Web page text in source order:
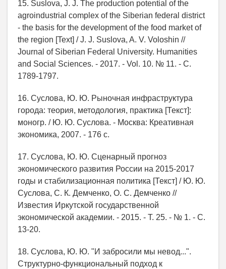
15. Suslova, J. J. The production potential of the
agroindustrial complex of the Siberian federal district
- the basis for the development of the food market of
the region [Text] / J. J. Suslova, A. V. Voloshin //
Journal of Siberian Federal University. Humanities
and Social Sciences. - 2017. - Vol. 10. № 11. - С.
1789-1797.
16. Суслова, Ю. Ю. Рыночная инфраструктура
города: теория, методология, практика [Текст]:
моногр. / Ю. Ю. Суслова. - Москва: Креативная
экономика, 2007. - 176 с.
17. Суслова, Ю. Ю. Сценарный прогноз
экономического развития России на 2015-2017
годы и стабилизационная политика [Текст] / Ю. Ю.
Суслова, С. К. Демченко, О. С. Демченко //
Известия Иркутской государственной
экономической академии. - 2015. - Т. 25. - № 1. - С.
13-20.
18. Суслова, Ю. Ю. "И забросили мы невод...".
Структурно-функциональный подход к